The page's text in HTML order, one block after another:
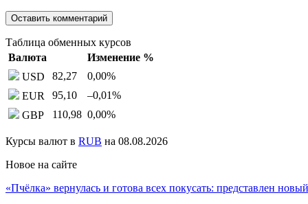
Таблица обменных курсов
Валюта
Изменение %
USD
82,27 0,00%
EUR
95,10 –0,01%
GBP
110,98 0,00%
Курсы валют в RUB на 08.08.2026
Новое на сайте
«Пчёлка» вернулась и готова всех покусать: представлен